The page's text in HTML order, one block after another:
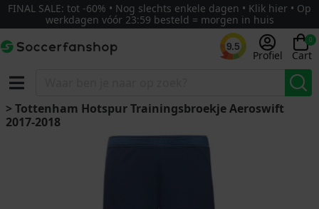
FINAL SALE: tot -60% • Nog slechts enkele dagen • Klik hier • Op
werkdagen vóór 23:59 besteld = morgen in huis
9.5
Profiel
0
Cart
> Tottenham Hotspur Trainingsbroekje Aeroswift
2017-2018